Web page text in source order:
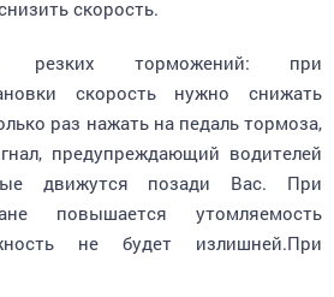
скорость нужно снижать
раз нажать на педаль тормоза,
предупреждающий водителей
движутся позади Вас. При
повышается утомляемость
не будет излишней.При